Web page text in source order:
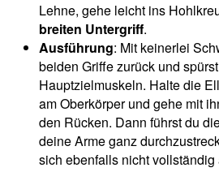
Lehne, gehe leicht ins
breiten Untergriff.
Ausführung: Mit keinerlei
beiden Griffe zurück und
Hauptzielmuskeln. Halte die
am Oberkörper und gehe mit
den Rücken. Dann führst du
deine Arme ganz
sich ebenfalls nicht vollständig